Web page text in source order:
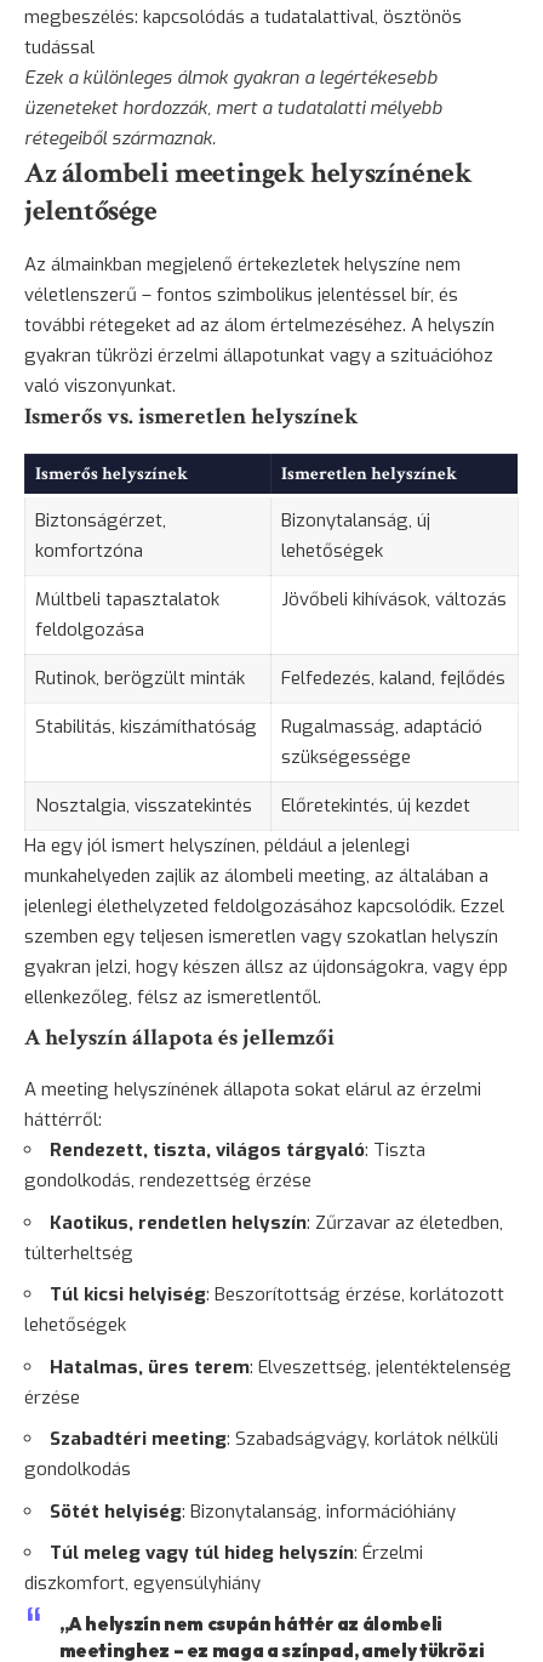
megbeszélés: kapcsolódás a tudatalattival, ösztönös
tudással
Ezek a különleges álmok gyakran a legértékesebb
üzeneteket hordozzák, mert a tudatalatti mélyebb
rétegeiből származnak.
Az álombeli meetingek helyszínének
jelentősége
Az álmainkban megjelenő értekezletek helyszíne nem
véletlenszerű – fontos szimbolikus jelentéssel bír, és
további rétegeket ad az álom értelmezéséhez. A helyszín
gyakran tükrözi érzelmi állapotunkat vagy a szituációhoz
való viszonyunkat.
Ismerős vs. ismeretlen helyszínek
Ismerős helyszínek Ismeretlen helyszínek
Biztonságérzet,
komfortzóna
Bizonytalanság, új
lehetőségek
Múltbeli tapasztalatok
feldolgozása
Jövőbeli kihívások, változás
Rutinok, berögzült minták
Felfedezés, kaland, fejlődés
Stabilitás, kiszámíthatóság
Rugalmasság, adaptáció
szükségessége
Nosztalgia, visszatekintés
Előretekintés, új kezdet
Ha egy jól ismert helyszínen, például a jelenlegi
munkahelyeden zajlik az álombeli meeting, az általában a
jelenlegi élethelyzeted feldolgozásához kapcsolódik. Ezzel
szemben egy teljesen ismeretlen vagy szokatlan helyszín
gyakran jelzi, hogy készen állsz az újdonságokra, vagy épp
ellenkezőleg, félsz az ismeretlentől.
A helyszín állapota és jellemzői
A meeting helyszínének állapota sokat elárul az érzelmi
háttérről:
Rendezett, tiszta, világos tárgyaló: Tiszta
gondolkodás, rendezettség érzése
Kaotikus, rendetlen helyszín: Zűrzavar az életedben,
túlterheltség
Túl kicsi helyiség: Beszorítottság érzése, korlátozott
lehetőségek
Hatalmas, üres terem: Elveszettség, jelentéktelenség
érzése
Szabadtéri meeting: Szabadságvágy, korlátok nélküli
gondolkodás
Sötét helyiség: Bizonytalanság, információhiány
Túl meleg vagy túl hideg helyszín: Érzelmi
diszkomfort, egyensúlyhiány
„A helyszín nem csupán háttér az álombeli
meetinghez – ez maga a színpad, amely tükrözi